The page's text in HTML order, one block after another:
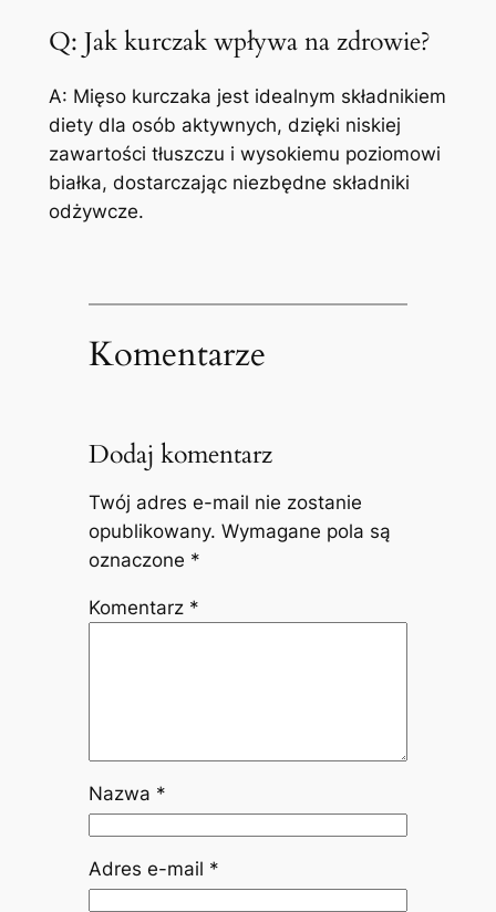
Q: Jak kurczak wpływa na zdrowie?
A: Mięso kurczaka jest idealnym składnikiem
diety dla osób aktywnych, dzięki niskiej
zawartości tłuszczu i wysokiemu poziomowi
białka, dostarczając niezbędne składniki
odżywcze.
Komentarze
Dodaj komentarz
Twój adres e-mail nie zostanie
opublikowany. Wymagane pola są
oznaczone *
Komentarz *
Nazwa *
Adres e-mail *